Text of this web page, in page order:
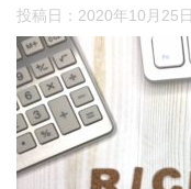
投稿日： 2020年10月25日